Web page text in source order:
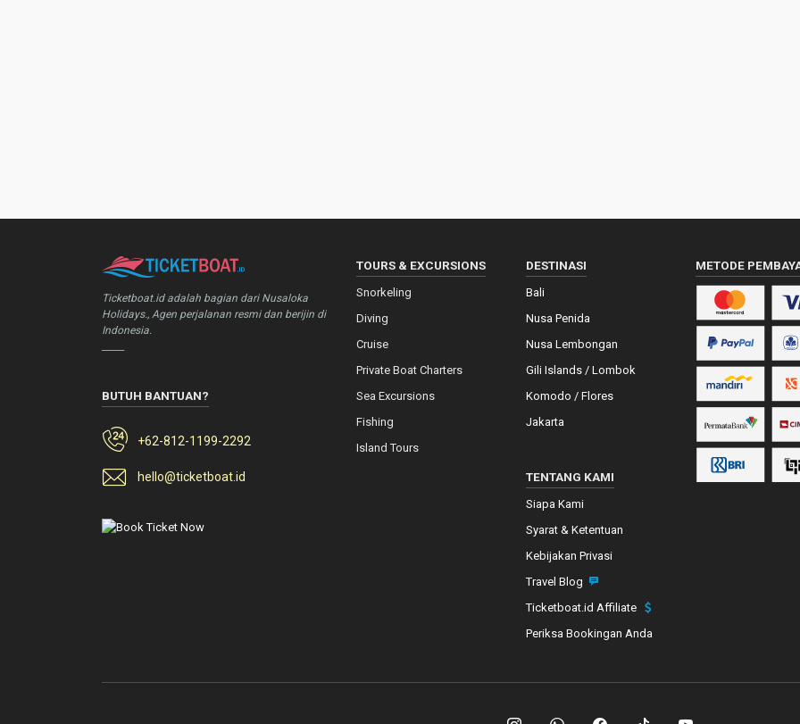
Ticketboat.id adalah bagian dari Nusaloka
Holidays., Agen perjalanan resmi dan berijin di
Indonesia.
BUTUH BANTUAN?
+62-812-1199-2292
hello@ticketboat.id
TOURS & EXCURSIONS
Snorkeling
Diving
Cruise
Private Boat Charters
Sea Excursions
Fishing
Island Tours
DESTINASI
Bali
Nusa Penida
Nusa Lembongan
Gili Islands / Lombok
Komodo / Flores
Jakarta
TENTANG KAMI
Siapa Kami
Syarat & Ketentuan
Kebijakan Privasi
Travel Blog
Ticketboat.id Affiliate
Periksa Bookingan Anda
METODE